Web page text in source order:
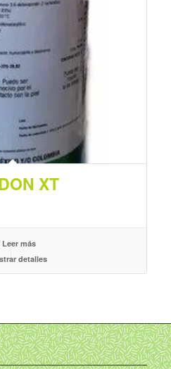
XT
Leer más
detalles